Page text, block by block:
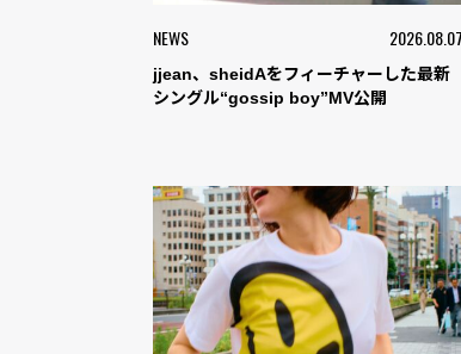
NEWS 2026.08.07
jjean、sheidAをフィーチャーした最新
シングル“gossip boy”MV公開